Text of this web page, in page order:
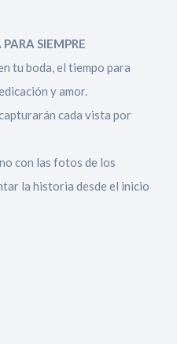
SIEMPRE
tu boda, el tiempo para
y amor.
cada vista por
con las fotos de los
la historia desde el inicio